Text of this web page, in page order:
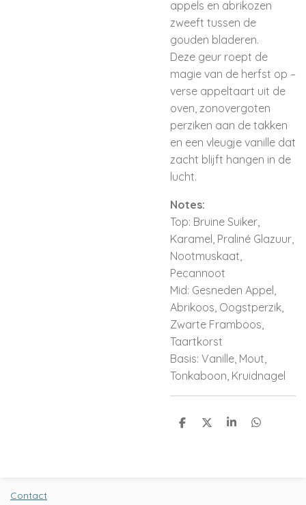
appels en abrikozen
zweeft tussen de
gouden bladeren.
Deze geur roept de
magie van de herfst op –
verse appeltaart uit de
oven, zonovergoten
perziken aan de takken
en een vleugje vanille dat
zacht blijft hangen in de
lucht.
Notes:
Top: Bruine Suiker,
Karamel, Praliné Glazuur,
Nootmuskaat,
Pecannoot
Mid: Gesneden Appel,
Abrikoos, Oogstperzik,
Zwarte Framboos,
Taartkorst
Basis: Vanille, Mout,
Tonkaboon, Kruidnagel
D
D
S
D
Contact